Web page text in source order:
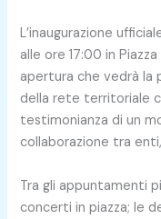
L’inaugurazione
alle ore 17:00 in
apertura che vedrà la
della rete territoriale
testimonianza di un
collaborazione tra
Tra gli appuntamenti
concerti in piazza; le